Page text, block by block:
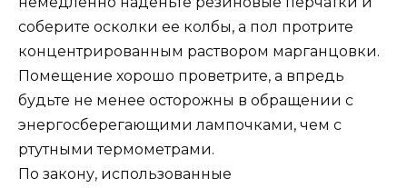
соберите осколки ее колбы, а пол протрите
концентрированным раствором марганцовки.
Помещение хорошо проветрите, а впредь
будьте не менее осторожны в обращении с
энергосберегающими лампочками, чем с
ртутными термометрами.
По закону, использованные